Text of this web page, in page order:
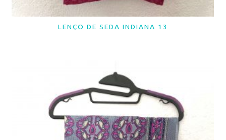
LER MAIS
LENÇO DE SEDA INDIANA 13